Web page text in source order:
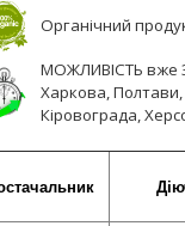
Органічний
МОЖЛИВІСТЬ вже
Харкова, Полтави,
Кіровограда,